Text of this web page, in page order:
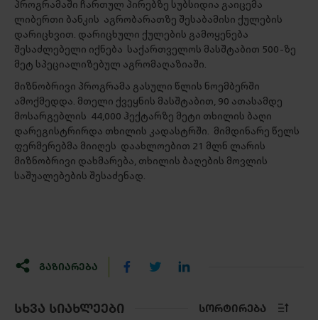
პროგრამაში ჩართულ პირებზე სუბსიდია გაიცემა
ლიბერთი ბანკის აგრობარათზე შესაბამისი ქულების
დარიცხვით. დარიცხული ქულების გამოყენება
შესაძლებელი იქნება საქართველოს მასშტაბით 500-ზე
მეტ სპეციალიზებულ აგრომაღაზიაში.
მიზნობრივი პროგრამა გასული წლის ნოემბერში
ამოქმედდა. მთელი ქვეყნის მასშტაბით, 90 ათასამდე
მოსარგებლის 44,000 ჰექტარზე მეტი თხილის ბაღი
დარეგისტრირდა თხილის კადასტრში. მიმდინარე წელს
ფერმერებმა მიიღეს დაახლოებით 21 მლნ ლარის
მიზნობრივი დახმარება, თხილის ბაღების მოვლის
საშუალებების შესაძენად.
ᲒᲐᲖᲘᲐᲠᲔᲑᲐ
ᲡᲮᲕᲐ ᲡᲘᲐᲮᲚᲔᲔᲑᲘ
ᲡᲝᲠᲢᲘᲠᲔᲑᲐ